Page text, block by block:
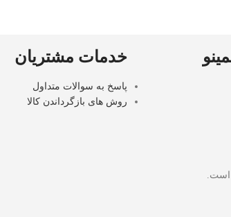
خدمات مشتریان
پاسخ به سوالات متداول
روش های بازگرداندن کالا
است.